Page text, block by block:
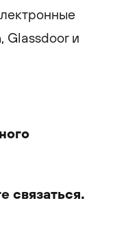
Glassdoor и
связаться.